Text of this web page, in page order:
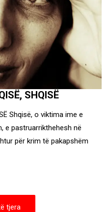
SHQISË
Shqisë, o viktima ime e
e pastruarrikthehesh në
për krim të pakapshëm
tjera